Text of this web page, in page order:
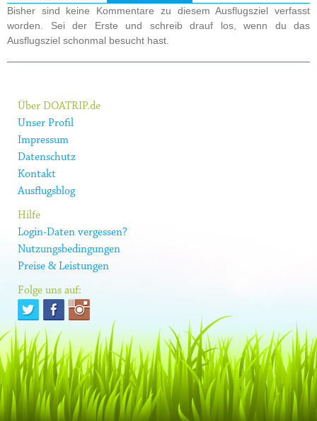
Bisher sind keine Kommentare zu diesem Ausflugsziel verfasst
worden. Sei der Erste und schreib drauf los, wenn du das
Ausflugsziel schonmal besucht hast.
Über DOATRIP.de
Unser Profil
Impressum
Datenschutz
Kontakt
Ausflugsblog
Hilfe
Login-Daten vergessen?
Nutzungsbedingungen
Preise & Leistungen
Folge uns auf: